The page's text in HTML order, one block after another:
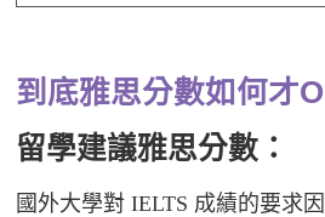
到底雅思分數如何才
留學建議雅思分數：
國外大學對 IELTS 成績的要求